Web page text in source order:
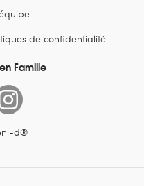
de confidentialité
Famille
d®